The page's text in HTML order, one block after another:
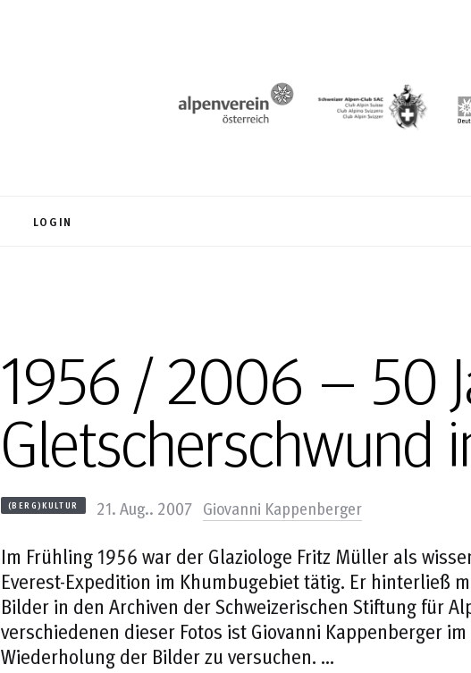
LOGIN
1956 / 2006 – 50
Gletscherschwund
(BERG)KULTUR 21. Aug.. 2007 Giovanni Kappenberger
Im Frühling 1956 war der Glaziologe Fritz Müller als
Everest-Expedition im Khumbugebiet tätig. Er hinterließ
Bilder in den Archiven der Schweizerischen Stiftung für
verschiedenen dieser Fotos ist Giovanni Kappenberger
Wiederholung der Bilder zu versuchen. …